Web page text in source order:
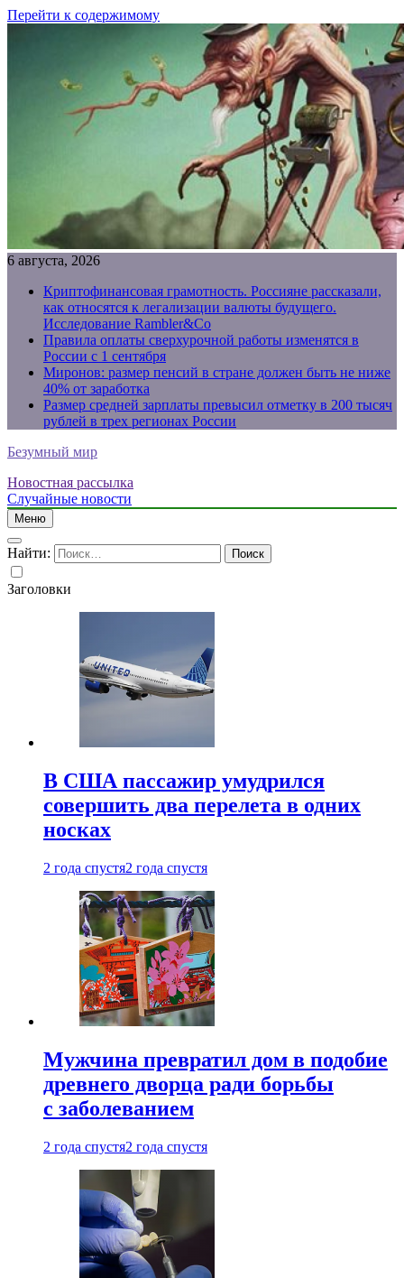
Перейти к содержимому
6 августа, 2026
Криптофинансовая грамотность. Россияне рассказали,
как относятся к легализации валюты будущего.
Исследование Rambler&Co
Правила оплаты сверхурочной работы изменятся в
России с 1 сентября
Миронов: размер пенсий в стране должен быть не ниже
40% от заработка
Размер средней зарплаты превысил отметку в 200 тысяч
рублей в трех регионах России
Безумный мир
Новостная рассылка
Случайные новости
Меню
Найти:
Заголовки
В США пассажир умудрился
совершить два перелета в одних
носках
2 года спустя2 года спустя
Мужчина превратил дом в подобие
древнего дворца ради борьбы
с заболеванием
2 года спустя2 года спустя